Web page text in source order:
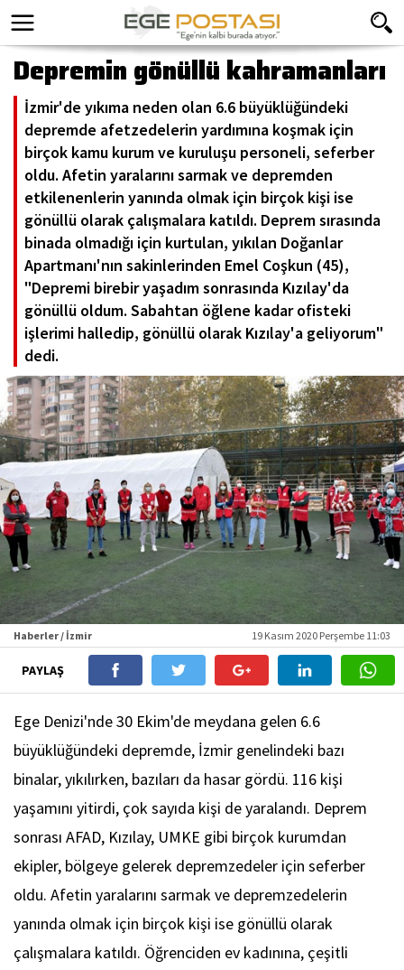
Depremin gönüllü kahramanları
İzmir'de yıkıma neden olan 6.6 büyüklüğündeki
depremde afetzedelerin yardımına koşmak için
birçok kamu kurum ve kuruluşu personeli, seferber
oldu. Afetin yaralarını sarmak ve depremden
etkilenenlerin yanında olmak için birçok kişi ise
gönüllü olarak çalışmalara katıldı. Deprem sırasında
binada olmadığı için kurtulan, yıkılan Doğanlar
Apartmanı'nın sakinlerinden Emel Coşkun (45),
"Depremi birebir yaşadım sonrasında Kızılay'da
gönüllü oldum. Sabahtan öğlene kadar ofisteki
işlerimi halledip, gönüllü olarak Kızılay'a geliyorum"
dedi.
Haberler / İzmir 19 Kasım 2020 Perşembe 11:03
PAYLAŞ
Ege Denizi'nde 30 Ekim'de meydana gelen 6.6
büyüklüğündeki depremde, İzmir genelindeki bazı
binalar, yıkılırken, bazıları da hasar gördü. 116 kişi
yaşamını yitirdi, çok sayıda kişi de yaralandı. Deprem
sonrası AFAD, Kızılay, UMKE gibi birçok kurumdan
ekipler, bölgeye gelerek depremzedeler için seferber
oldu. Afetin yaralarını sarmak ve depremzedelerin
yanında olmak için birçok kişi ise gönüllü olarak
çalışmalara katıldı. Öğrenciden ev kadınına, çeşitli